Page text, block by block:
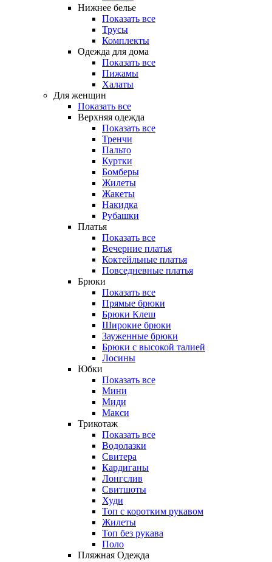
Нижнее белье
Показать все
Трусы
Комплекты
Одежда для дома
Показать все
Пижамы
Халаты
Для женщин
Показать все
Верхняя одежда
Показать все
Тренчи
Пальто
Куртки
Бомберы
Жилеты
Жакеты
Накидка
Рубашки
Платья
Показать все
Вечерние платья
Коктейльные платья
Повседневные платья
Брюки
Показать все
Прямые брюки
Брюки Клеш
Широкие брюки
Зауженные брюки
Брюки с высокой талией
Лосины
Юбки
Показать все
Мини
Миди
Макси
Трикотаж
Показать все
Водолазки
Свитера
Кардиганы
Лонгслив
Свитшоты
Худи
Топ с коротким рукавом
Жилеты
Топ без рукава
Поло
Пляжная Одежда